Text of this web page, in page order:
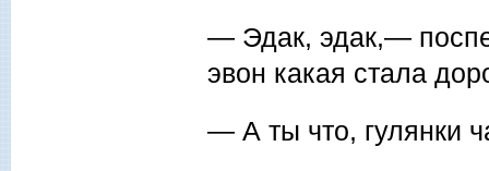
— Эдак, эдак,—
эвон какая стала
— А ты что, гулянки